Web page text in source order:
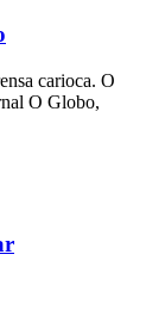
carioca. O
O Globo,